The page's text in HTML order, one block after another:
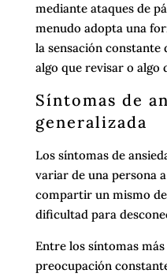
mediante ataques de
menudo adopta una
la sensación constante
algo que revisar o algo
Síntomas de
generalizada
Los síntomas de
variar de una persona
compartir un mismo
dificultad para
Entre los síntomas
preocupación